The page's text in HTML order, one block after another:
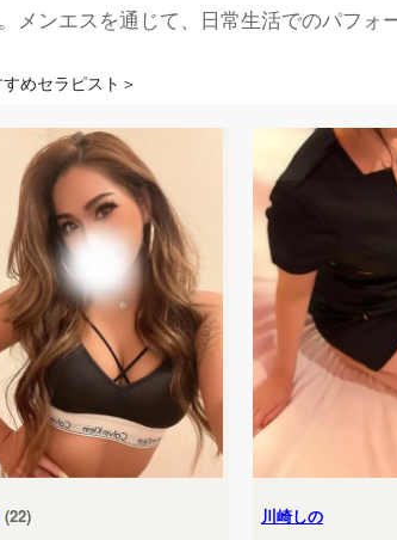
メンエスを通じて、日常生活でのパフォ
めセラピスト＞
(22) 川崎しの